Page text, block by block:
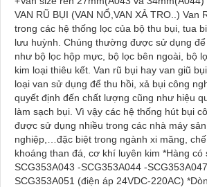
VAN RŨ BỤI (VAN NỔ,VAN XẢ TRO..) Van
trong các hệ thống lọc của bộ thu bụi, tua
lưu huỳnh. Chúng thường được sử dụng
như bộ lọc hộp mực, bộ lọc bên ngoài, bộ
kim loại thiêu kết. Van rũ bụi hay van giũ
loại van sử dụng để thu hồi, xả bụi công
quyết định đến chất lượng cũng như hiệu
làm sạch bụi. Vì vậy các hệ thống hút bụi
được sử dụng nhiều trong các nhà máy
nghiệp,…đặc biệt trong ngành xi măng,
khoáng than đá, cơ khí luyên kim *Hàng có
SCG353A043 -SCG353A044 -
SCG353A051 (điện áp 24VDC-220AC)